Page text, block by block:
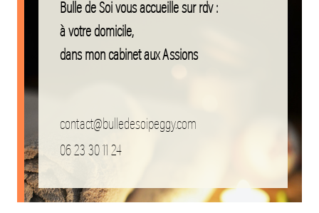
Bulle de Soi vous accueille sur rdv :
à votre domicile,
dans mon cabinet aux Assions
contact@bulledesoipeggy.com
06 23 30 11 24